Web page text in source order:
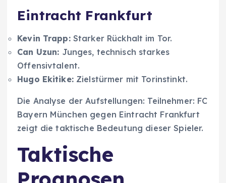
Eintracht Frankfurt
Kevin Trapp:Starker Rückhalt im Tor.
Can Uzun: Junges, technisch starkes
Offensivtalent.
Hugo Ekitike:Zielstürmer mit Torinstinkt.
Die Analyse der Aufstellungen: Teilnehmer: FC
Bayern München gegen Eintracht Frankfurt
zeigt die taktische Bedeutung dieser Spieler.
Taktische